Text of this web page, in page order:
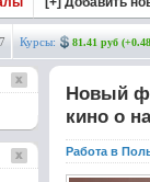
Курсы: 81.41 руб
Новый
кино о
Работа в